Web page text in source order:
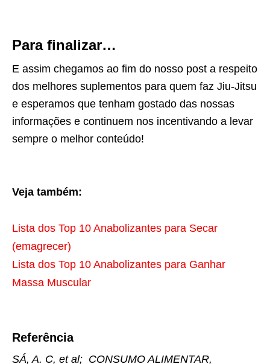
Para finalizar…
E assim chegamos ao fim do nosso post a respeito
dos melhores suplementos para quem faz Jiu-Jitsu
e esperamos que tenham gostado das nossas
informações e continuem nos incentivando a levar
sempre o melhor conteúdo!
Veja também:
Lista dos Top 10 Anabolizantes para Secar
(emagrecer)
Lista dos Top 10 Anabolizantes para Ganhar
Massa Muscular
Referência
SÁ, A. C, et al; CONSUMO ALIMENTAR,